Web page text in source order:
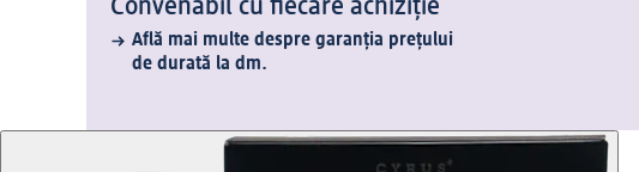
Convenabil cu fiecare achiziție
Află mai multe despre garanția prețului
de durată la dm.